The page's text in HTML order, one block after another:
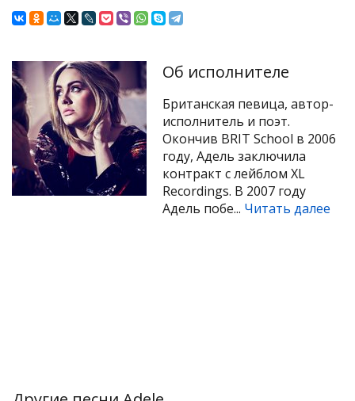
Об исполнителе
Британская певица, автор-
исполнитель и поэт.
Окончив BRIT School в 2006
году, Адель заключила
контракт с лейблом XL
Recordings. В 2007 году
Адель побе... Читать далее